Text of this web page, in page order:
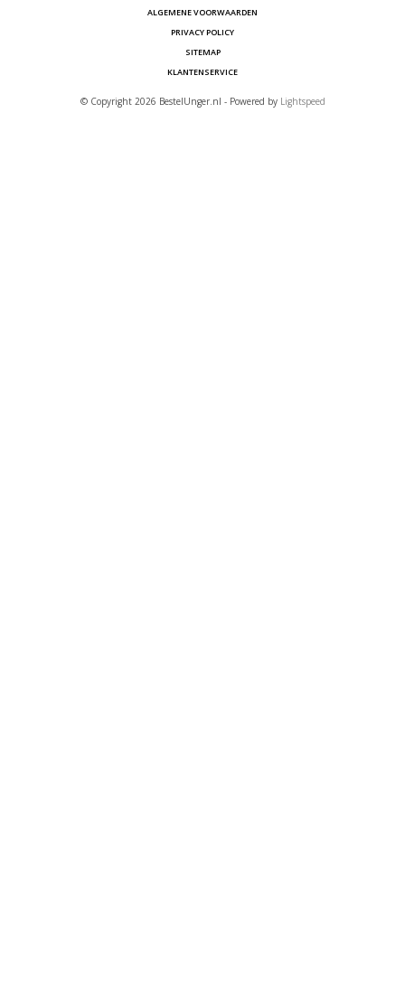
ALGEMENE VOORWAARDEN
PRIVACY POLICY
SITEMAP
KLANTENSERVICE
© Copyright 2026 BestelUnger.nl - Powered by Lightspeed